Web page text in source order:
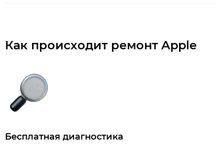
Как происходит ремонт Apple
Бесплатная диагностика